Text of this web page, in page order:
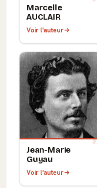
Marcelle
AUCLAIR
Voir l'auteur
Jean-Marie
Guyau
Voir l'auteur